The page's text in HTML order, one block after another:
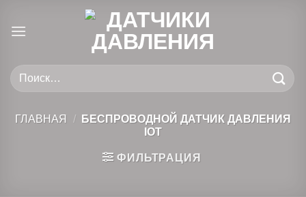
Искать:
ГЛАВНАЯ /
БЕСПРОВОДНОЙ ДАТЧИК ДАВЛЕНИЯ
IOT
ФИЛЬТРАЦИЯ